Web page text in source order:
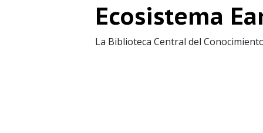
Ecosistema
La Biblioteca Central del